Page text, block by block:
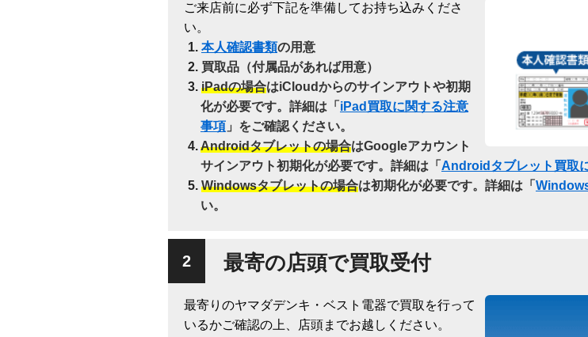
ご来店前に必ず下記を準備してお持ち込みくださ
い。
本人確認書類の用意
買取品（付属品があれば用意）
iPadの場合はiCloudからのサインアウトや初期
化が必要です。詳細は「 iPad買取に関する注意
事項 」をご確認ください。
Androidタブレットの場合はGoogleアカウント
サインアウト初期化が必要です。詳細は「 Androidタブレット買取
Windowsタブレットの場合は初期化が必要です。詳細は「
い。
最寄の店頭で買取受付
最寄りのヤマダデンキ・ベスト電器で買取を行って
いるかご確認の上、店頭までお越しください。